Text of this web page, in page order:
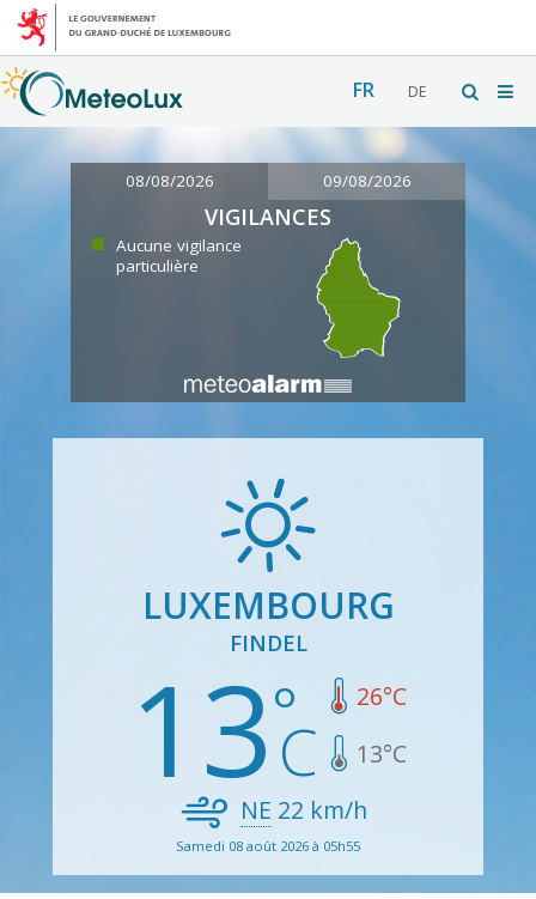
FR DE
08/08/2026 09/08/2026
VIGILANCES
Aucune vigilance
particulière
LUXEMBOURG
FINDEL
13 26°C
13°C
NE 22 km/h
Samedi 08 août 2026 à 05h55